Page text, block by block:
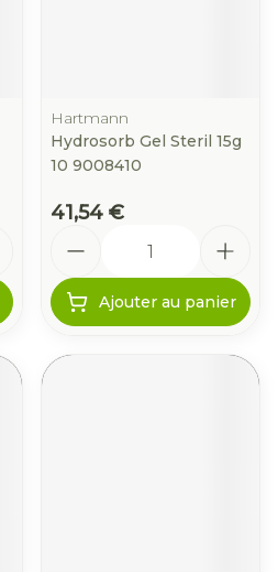
Hartmann
Hydrosorb Gel Steril 15g
10 9008410
41,54 €
Ajouter au panier